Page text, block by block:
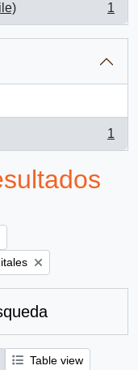
1
1
Table view